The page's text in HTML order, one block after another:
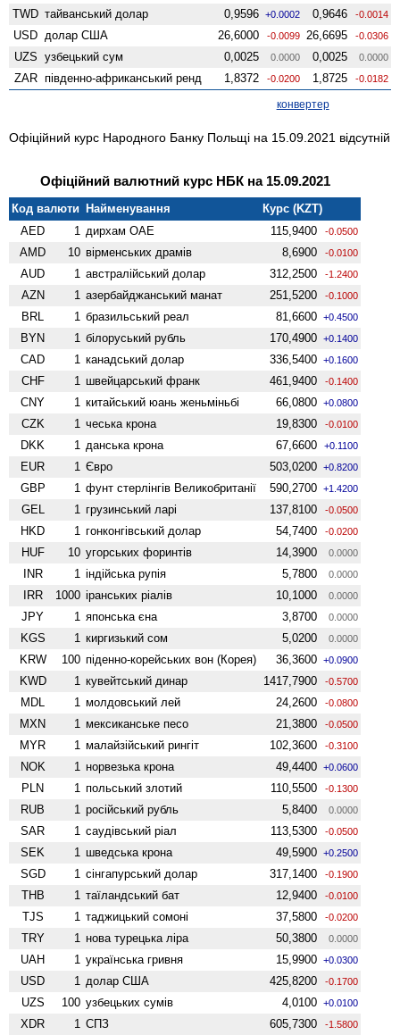
TWD тайванський долар 0,9596 +0.0002 0,9646 -0.0014
USD долар США 26,6000 -0.0099 26,6695 -0.0306
UZS узбецький сум 0,0025 0.0000 0,0025 0.0000
ZAR південно-африканський ренд 1,8372 -0.0200 1,8725 -0.0182
конвертер
Офіційний курс Народного Банку Польщі на 15.09.2021 відсутній
Офіційний валютний курс НБК на 15.09.2021
Код валюти Найменування
Курс (KZT)
AED
1 дирхам ОАЕ 115,9400 -0.0500
AMD 10 вiрменських драмів 8,6900 -0.0100
AUD 1 австралійський долар 312,2500 -1.2400
AZN 1 азербайджанський манат 251,5200 -0.1000
BRL 1 бразильський реал 81,6600 +0.4500
BYN 1 білоруський рубль 170,4900 +0.1400
CAD 1 канадський долар 336,5400 +0.1600
CHF 1 швейцарський франк 461,9400 -0.1400
CNY 1 китайський юань женьмiньбi 66,0800 +0.0800
CZK 1 чеська крона 19,8300 -0.0100
DKK 1 данська крона 67,6600 +0.1100
EUR 1 Євро 503,0200 +0.8200
GBP 1 фунт стерлінгів Велико­британії 590,2700 +1.4200
GEL 1 грузинський ларі 137,8100 -0.0500
HKD 1 гонконгівський долар 54,7400 -0.0200
HUF 10 угорських форинтів 14,3900 0.0000
INR 1 індійська рупія 5,7800 0.0000
IRR 1000 іранських ріалів 10,1000 0.0000
JPY 1 японська єна 3,8700 0.0000
KGS 1 киргизький сом 5,0200 0.0000
KRW 100 піденно-корейських вон (Корея) 36,3600 +0.0900
KWD 1 кувейтський динар 1417,7900 -0.5700
MDL 1 молдовський лей 24,2600 -0.0800
MXN 1 мексиканське песо 21,3800 -0.0500
MYR 1 малайзійський рингіт 102,3600 -0.3100
NOK 1 норвезька крона 49,4400 +0.0600
PLN 1 польський злотий 110,5500 -0.1300
RUB 1 російський рубль 5,8400 0.0000
SAR 1 саудівський ріал 113,5300 -0.0500
SEK 1 шведська крона 49,5900 +0.2500
SGD 1 сінгапурський долар 317,1400 -0.1900
THB 1 таїландський бат 12,9400 -0.0100
TJS 1 таджицький сомоні 37,5800 -0.0200
TRY 1 нова турецька ліра 50,3800 0.0000
UAH 1 українська гривня 15,9900 +0.0300
USD 1 долар США 425,8200 -0.1700
UZS 100 узбецьких сумів 4,0100 +0.0100
XDR 1 СПЗ 605,7300 -1.5800